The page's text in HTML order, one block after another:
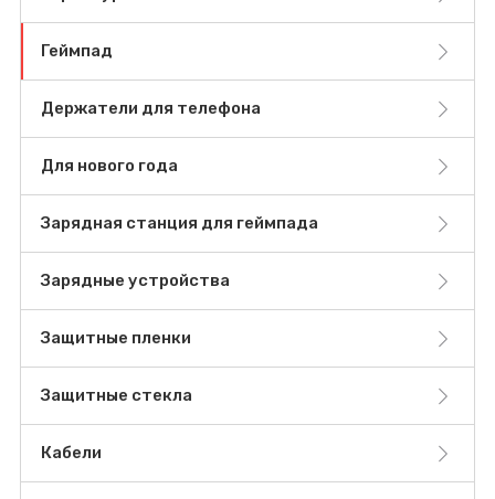
Геймпад
Держатели для телефона
Для нового года
Зарядная станция для геймпада
Зарядные устройства
Защитные пленки
Защитные стекла
Кабели